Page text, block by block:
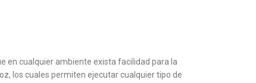
en cualquier ambiente exista facilidad para la
los cuales permiten ejecutar cualquier tipo de